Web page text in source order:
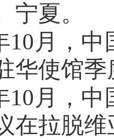
宁夏。
10月，
华使馆
10月，
在拉脱